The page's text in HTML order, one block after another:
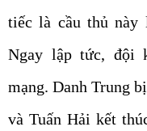
tiếc là cầu thủ này
Ngay lập tức, đội
mạng. Danh Trung
và Tuấn Hải kết